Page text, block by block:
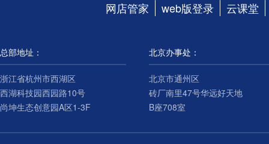
网店管家 web版登录 云课堂
总部地址：
浙江省杭州市西湖区
西湖科技园西园路10号
尚坤生态创意园A区1-3F
北京办事处：
北京市通州区
砖厂南里47号华远好天地
B座708室